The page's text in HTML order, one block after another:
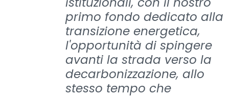
primo fondo dedicato alla
transizione energetica,
l'opportunità di spingere
avanti la strada verso la
decarbonizzazione, allo
stesso tempo che